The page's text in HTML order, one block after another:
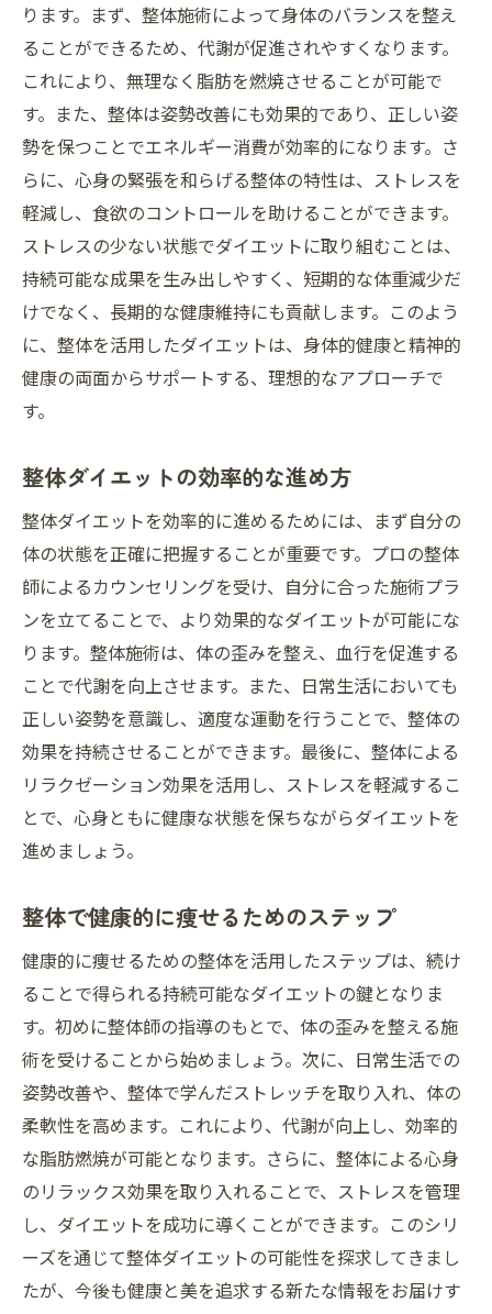
ります。まず、整体施術によって身体のバランスを整え
ることができるため、代謝が促進されやすくなります。
これにより、無理なく脂肪を燃焼させることが可能で
す。また、整体は姿勢改善にも効果的であり、正しい姿
勢を保つことでエネルギー消費が効率的になります。さ
らに、心身の緊張を和らげる整体の特性は、ストレスを
軽減し、食欲のコントロールを助けることができます。
ストレスの少ない状態でダイエットに取り組むことは、
持続可能な成果を生み出しやすく、短期的な体重減少だ
けでなく、長期的な健康維持にも貢献します。このよう
に、整体を活用したダイエットは、身体的健康と精神的
健康の両面からサポートする、理想的なアプローチで
す。
整体ダイエットの効率的な進め方
整体ダイエットを効率的に進めるためには、まず自分の
体の状態を正確に把握することが重要です。プロの整体
師によるカウンセリングを受け、自分に合った施術プラ
ンを立てることで、より効果的なダイエットが可能にな
ります。整体施術は、体の歪みを整え、血行を促進する
ことで代謝を向上させます。また、日常生活においても
正しい姿勢を意識し、適度な運動を行うことで、整体の
効果を持続させることができます。最後に、整体による
リラクゼーション効果を活用し、ストレスを軽減するこ
とで、心身ともに健康な状態を保ちながらダイエットを
進めましょう。
整体で健康的に痩せるためのステップ
健康的に痩せるための整体を活用したステップは、続け
ることで得られる持続可能なダイエットの鍵となりま
す。初めに整体師の指導のもとで、体の歪みを整える施
術を受けることから始めましょう。次に、日常生活での
姿勢改善や、整体で学んだストレッチを取り入れ、体の
柔軟性を高めます。これにより、代謝が向上し、効率的
な脂肪燃焼が可能となります。さらに、整体による心身
のリラックス効果を取り入れることで、ストレスを管理
し、ダイエットを成功に導くことができます。このシリ
ーズを通じて整体ダイエットの可能性を探求してきまし
たが、今後も健康と美を追求する新たな情報をお届けす